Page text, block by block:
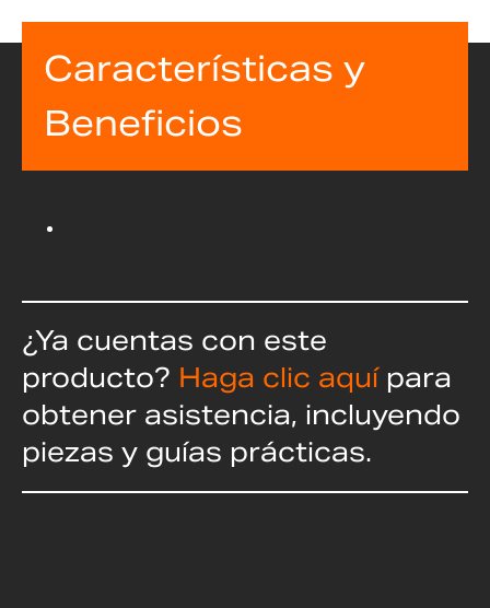
Características y
Beneficios
¿Ya cuentas con este
producto? Haga clic aquí para
obtener asistencia, incluyendo
piezas y guías prácticas.